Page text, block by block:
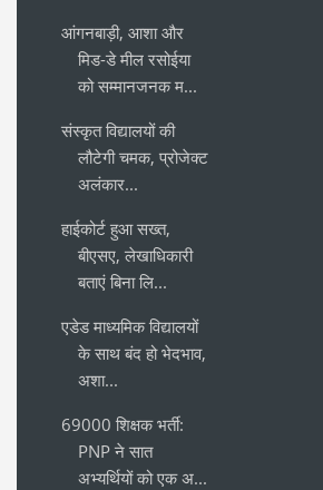
आंगनबाड़ी, आशा और
मिड-डे मील रसोईया
को सम्मानजनक म...
संस्कृत विद्यालयों की
लौटेगी चमक, प्रोजेक्ट
अलंकार...
हाईकोर्ट हुआ सख्त,
बीएसए, लेखाधिकारी
बताएं बिना लि...
एडेड माध्यमिक विद्यालयों
के साथ बंद हो भेदभाव,
अशा...
69000 शिक्षक भर्ती:
PNP ने सात
अभ्यर्थियों को एक अ...